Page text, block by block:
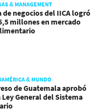
& MANAGEMENT
de negocios del IICA logró
millones en mercado
& MUNDO
de Guatemala aprobó
Ley General del Sistema